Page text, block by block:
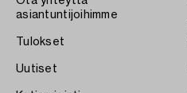
asiantuntijoihimme
Tulokset
Uutiset